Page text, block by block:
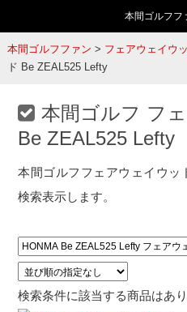
本間ゴルフフ
本間ゴルフファン > フェアウェイウ
ド Be ZEAL525 Lefty
本間ゴルフ フ
Be ZEAL525 Lefty
本間ゴルフフェアウェイウッ
検索表示します。
検索条件に該当する商品はあ